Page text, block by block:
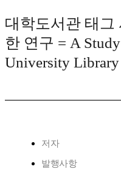
대학도서관 태그
한 연구 = A
University Library
저자
발행사항